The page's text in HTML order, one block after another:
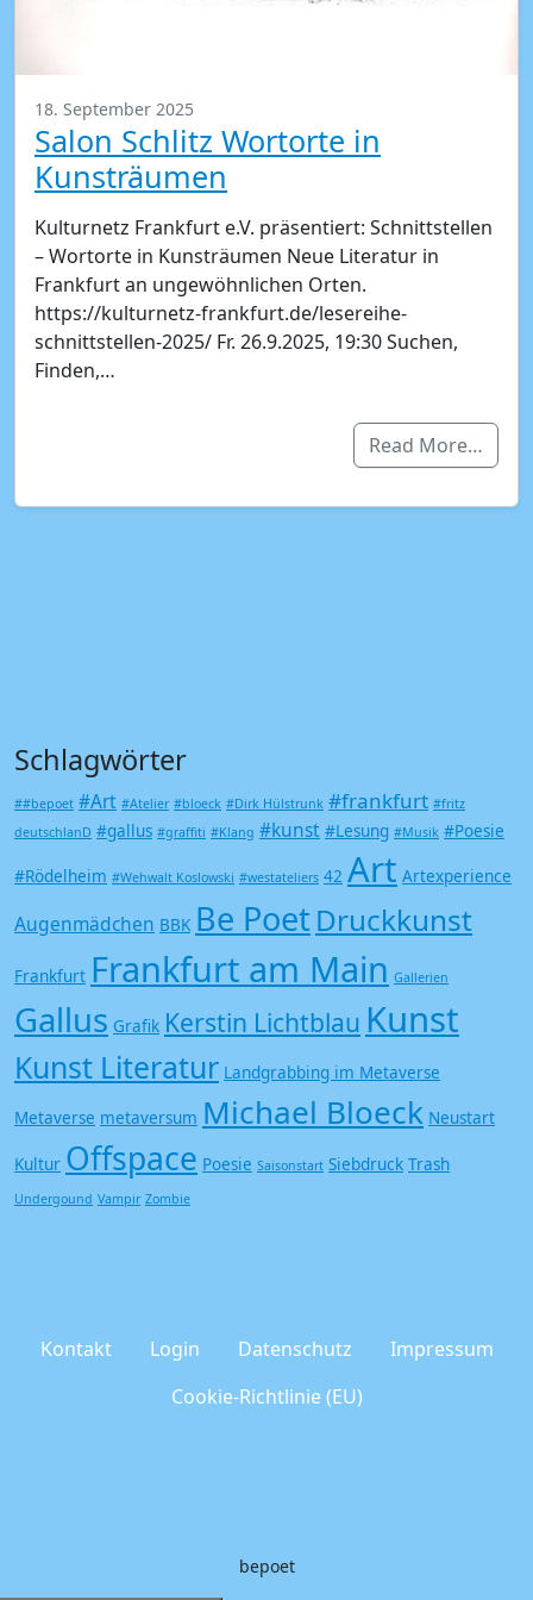
18. September 2025
Salon Schlitz Wortorte in
Kunsträumen
Kulturnetz Frankfurt e.V. präsentiert: Schnittstellen
– Wortorte in Kunsträumen Neue Literatur in
Frankfurt an ungewöhnlichen Orten.
https://kulturnetz-frankfurt.de/lesereihe-
schnittstellen-2025/ Fr. 26.9.2025, 19:30 Suchen,
Finden,…
Read More…
Schlagwörter
##bepoet #Art #Atelier #bloeck #Dirk Hülstrunk #frankfurt #fritz
deutschlanD #gallus #graffiti #Klang #kunst #Lesung #Musik #Poesie
#Rödelheim #Wehwalt Koslowski #westateliers 42 Art Artexperience
Augenmädchen BBK Be Poet Druckkunst
Frankfurt Frankfurt am Main Gallerien
Gallus Grafik Kerstin Lichtblau Kunst
Kunst Literatur Landgrabbing im Metaverse
Metaverse metaversum Michael Bloeck Neustart
Kultur Offspace Poesie Saisonstart Siebdruck Trash
Undergound Vampir Zombie
Kontakt Login Datenschutz
Impressum
Cookie-Richtlinie (EU)
bepoet